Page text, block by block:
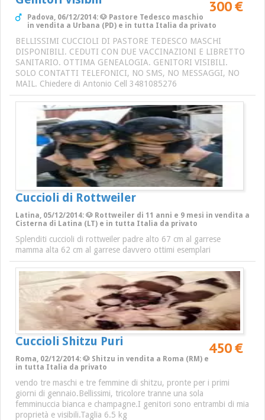
300 €
Padova, 06/12/2014: 🐶 Pastore Tedesco maschio
in vendita a Urbana (PD) e in tutta Italia da privato
BELLISSIMI CUCCIOLI DI PASTORE TEDESCO MASCHI
DISPONIBILI. CEDUTI CON DUE VACCINAZIONI E LIBRETTO
SANITARIO. OTTIMA GENEALOGIA. GENITORI VISIBILI.
SOLO CONTATTI TELEFONICI, NO SMS, NO MESSAGGI, NO
MAIL. Chiedere di Antonio Cell 3481085276
Cuccioli di Rottweiler
Latina, 05/12/2014: 🐶 Rottweiler di 11 anni e 9 mesi in vendita a
Cisterna di Latina (LT) e in tutta Italia da privato
Splenditi cuccioli di rottweiler padre alto 67 cm al garrese
mamma alta 62 cm al garrese davvero ottimi esemplari
Cuccioli Shitzu Puri 450 €
Roma, 02/12/2014: 🐶 Shitzu in vendita a Roma (RM) e
in tutta Italia da privato
vendo tre maschi e tre femmine di shitzu, pronte per i primi
giorni di gennaio.Bellissimi, tricolore tranne una sola
femminuccia bianca e champagne.I genitori sono entrambi di mia
proprietà e visibili.Taglia 6.5 kg